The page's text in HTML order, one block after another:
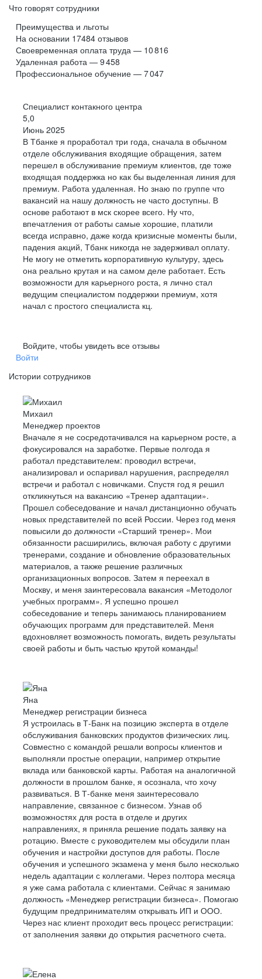
Участие в развитии комьюнити
Вы сможете ходить на профильные конференции
и другие мероприятия
Обучение хард- и софт-скиллам
У нас есть занятия на пару часов и программы
на несколько месяцев
Конкурентную зарплату
По достоинству оцениваем ваши навыки
Заботу о здоровье
ДМС со стоматологией и страховку от несчастных
случаев для сотрудников и льготы на ДМС
Питание и спорт
Бесплатные завтраки и обеды в офисе, тренажерный
зал или компенсацию затрат на спорт и питание
Развитая культура
совместные выезды, собираемспортивные команды
по интересам и находим
Инвестируем в будущее и постоянно
позиции на рынке
Понятные задачи
Даем инструкции, выстраиваемпроцессы,
помогаем освоиться и влиться в работу
Признаем достижения
В Т-Банке есть «Оскар для сотрудников» — ежегодная
награда Glory. В 2023 году победительницей в одной
из номинаций стала Екатерина Реуцкая, специалист
поддержки
Клиент с ограничениями по слуху обратился в поддержку
банка, потому что ему стало плохо с сердцем. Екатерина
вызвала скорую помощь и контролировала ситуацию,
пока к клиенту не приехали медработники
Участие в развитии комьюнити
Вы сможете ходить на профильные конференции
и другие мероприятия
Обучение хард- и софт-скиллам
У нас есть занятия на пару часов и программы
на несколько месяцев
Конкурентную зарплату
По достоинству оцениваем ваши навыки
Заботу о здоровье
ДМС со стоматологией и страховку от несчастных
случаев для сотрудников и льготы на ДМС
Питание и спорт
Бесплатные завтраки и обеды в офисе, тренажерный
зал или компенсацию затрат на спорт и питание
Что говорят сотрудники
Преимущества и льготы
На основании 17484 отзывов
Своевременная оплата труда — 10 816
Удаленная работа — 9 458
Профессиональное обучение — 7 047
Специалист контакного центра
5,0
Июнь 2025
В Тбанке я проработал три года, сначала в обычном
отделе обслуживания входящие обращения, затем
перешел в обслуживание премиум клиентов, где тоже
входящая поддержка но как бы выделенная линия для
премиум. Работа удаленная. Но знаю по группе что
вакансий на нашу должность не часто доступны. В
основе работают в мск скорее всего. Ну что,
впечатления от работы самые хорошие, платили
всегда исправно, даже когда кризисные моменты были,
падения акций, Тбанк никогда не задерживал оплату.
Не могу не отметить корпоративную культуру, здесь
она реально крутая и на самом деле работает. Есть
возможности для карьерного роста, я лично стал
ведущим специалистом поддержки премиум, хотя
начал с простого специалиста кц.
Войдите, чтобы увидеть все отзывы
Войти
Истории сотрудников
Михаил
Менеджер проектов
Вначале я не сосредотачивался на карьерном росте, а
фокусировался на заработке. Первые полгода я
работал представителем: проводил встречи,
анализировал и оспаривал нарушения, распределял
встречи и работал с новичками. Спустя год я решил
откликнуться на вакансию «Тренер адаптации».
Прошел собеседование и начал дистанционно обучать
новых представителей по всей России. Через год меня
повысили до должности «Старший тренер». Мои
обязанности расширились, включая работу с другими
тренерами, создание и обновление образовательных
материалов, а также решение различных
организационных вопросов. Затем я переехал в
Москву, и меня заинтересовала вакансия «Методолог
учебных программ». Я успешно прошел
собеседование и теперь занимаюсь планированием
обучающих программ для представителей. Меня
вдохновляет возможность помогать, видеть результаты
своей работы и быть частью крутой команды!
Яна
Менеджер регистрации бизнеса
Я устроилась в Т-Банк на позицию эксперта в отделе
обслуживания банковских продуктов физических лиц.
Совместно с командой решали вопросы клиентов и
выполняли простые операции, например открытие
вклада или банковской карты. Работая на аналогичной
должности в прошлом банке, я осознала, что хочу
развиваться. В Т-банке меня заинтересовало
направление, связанное с бизнесом. Узнав об
возможностях для роста в отделе и других
направлениях, я приняла решение подать заявку на
ротацию. Вместе с руководителем мы обсудили план
обучения и настройки доступов для работы. После
обучения и успешного экзамена у меня было несколько
недель адаптации с коллегами. Через полтора месяца
я уже сама работала с клиентами. Сейчас я занимаю
должность «Менеджер регистрации бизнеса». Помогаю
будущим предпринимателям открывать ИП и ООО.
Через нас клиент проходит весь процесс регистрации:
от заполнения заявки до открытия расчетного счета.